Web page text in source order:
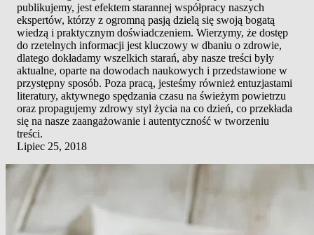
publikujemy, jest efektem starannej współpracy naszych
ekspertów, którzy z ogromną pasją dzielą się swoją bogatą
wiedzą i praktycznym doświadczeniem. Wierzymy, że dostęp
do rzetelnych informacji jest kluczowy w dbaniu o zdrowie,
dlatego dokładamy wszelkich starań, aby nasze treści były
aktualne, oparte na dowodach naukowych i przedstawione w
przystępny sposób. Poza pracą, jesteśmy również entuzjastami
literatury, aktywnego spędzania czasu na świeżym powietrzu
oraz propagujemy zdrowy styl życia na co dzień, co przekłada
się na nasze zaangażowanie i autentyczność w tworzeniu
treści.
Lipiec 25, 2018